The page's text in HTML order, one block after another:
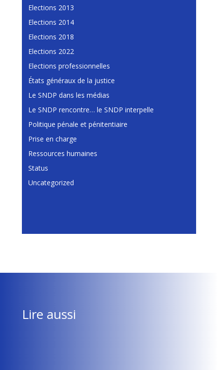
Elections 2013
Elections 2014
Elections 2018
Elections 2022
Elections professionnelles
États généraux de la justice
Le SNDP dans les médias
Le SNDP rencontre… le SNDP interpelle
Politique pénale et pénitentiaire
Prise en charge
Ressources humaines
Status
Uncategorized
Lire aussi